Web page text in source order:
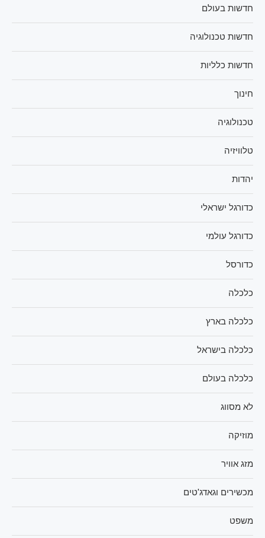
חדשות בעולם
חדשות טכנולוגיה
חדשות כלליות
חינוך
טכנולוגיה
טלוויזיה
יהדות
כדורגל ישראלי
כדורגל עולמי
כדורסל
כלכלה
כלכלה בארץ
כלכלה בישראל
כלכלה בעולם
לא מסווג
מוזיקה
מזג אוויר
מכשירים וגאדג'טים
משפט